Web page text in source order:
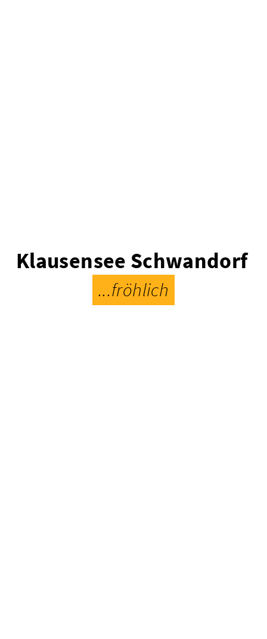
Klausensee Schwandorf
...fröhlich